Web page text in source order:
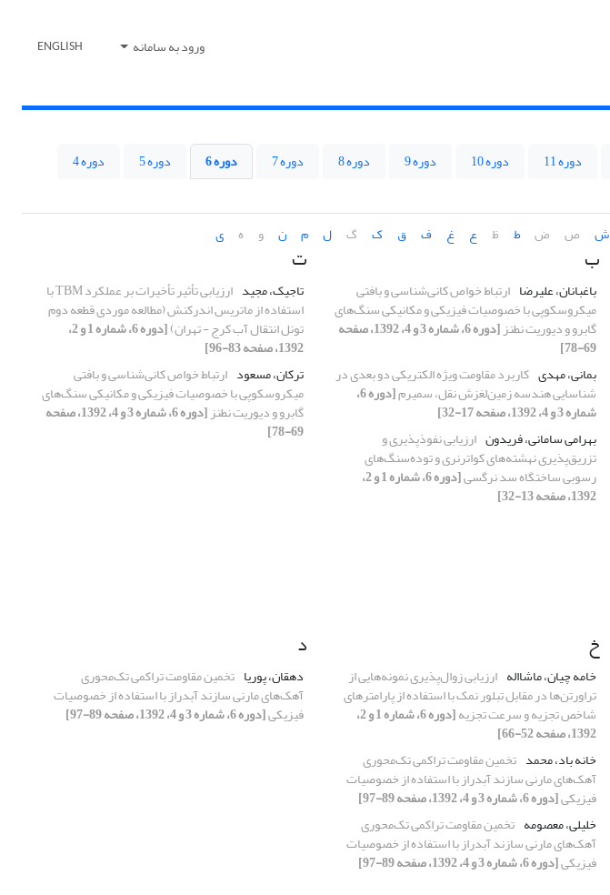
ورود به سامانه ENGLISH
دوره 11 دوره 10 دوره 9 دوره 8 دوره 7 دوره 6 دوره 5
دوره 4
ش ص ض ط ظ ع غ ف ق ک گ ل م ن و ه ی
ب
باغبانان، علیرضا ارتباط خواص کانی‌شناسی و بافتی
میکروسکوپی با خصوصیات فیزیکی و مکانیکی سنگ‌های
گابرو و دیوریت نطنز [دوره 6، شماره 3 و 4، 1392، صفحه
69-78]
بمانی، مهدی کاربرد مقاومت ویژه الکتریکی دو بعدی در
شناسایی هندسه زمین‌لغزش نقل، سمیرم [دوره 6،
شماره 3 و 4، 1392، صفحه 17-32]
بهرامی سامانی، فریدون ارزیابی نفوذپذیری و
تزریق‌پذیری نهشته‌های کواترنری و توده‌سنگ‌های
رسوبی ساختگاه سد نرگسی [دوره 6، شماره 1 و 2،
1392، صفحه 13-32]
ت
تاجیک، مجید ارزیابی تأثیر تأخیرات بر عملکرد TBM با
استفاده از ماتریس اندرکنش (مطالعه موردی قطعه دوم
تونل انتقال آب کرج - تهران) [دوره 6، شماره 1 و 2،
1392، صفحه 83-96]
ترکان، مسعود ارتباط خواص کانی‌شناسی و بافتی
میکروسکوپی با خصوصیات فیزیکی و مکانیکی سنگ‌های
گابرو و دیوریت نطنز [دوره 6، شماره 3 و 4، 1392، صفحه
69-78]
خ
خامه چیان، ماشااله ارزیابی زوال‌پذیری نمونه‌هایی از
تراورتن‌ها در مقابل تبلور نمک با استفاده از پارامترهای
شاخص تجزیه و سرعت تجزیه [دوره 6، شماره 1 و 2،
1392، صفحه 52-66]
خانه باد، محمد تخمین مقاومت تراکمی تک‌محوری
آهک‌های مارنی سازند آبدراز با استفاده از خصوصیات
فیزیکی[دوره 6، شماره 3 و 4، 1392، صفحه 89-97]
خلیلی، معصومه تخمین مقاومت تراکمی تک‌محوری
آهک‌های مارنی سازند آبدراز با استفاده از خصوصیات
فیزیکی[دوره 6، شماره 3 و 4، 1392، صفحه 89-97]
د
دهقان، پوریا تخمین مقاومت تراکمی تک‌محوری
آهک‌های مارنی سازند آبدراز با استفاده از خصوصیات
فیزیکی[دوره 6، شماره 3 و 4، 1392، صفحه 89-97]